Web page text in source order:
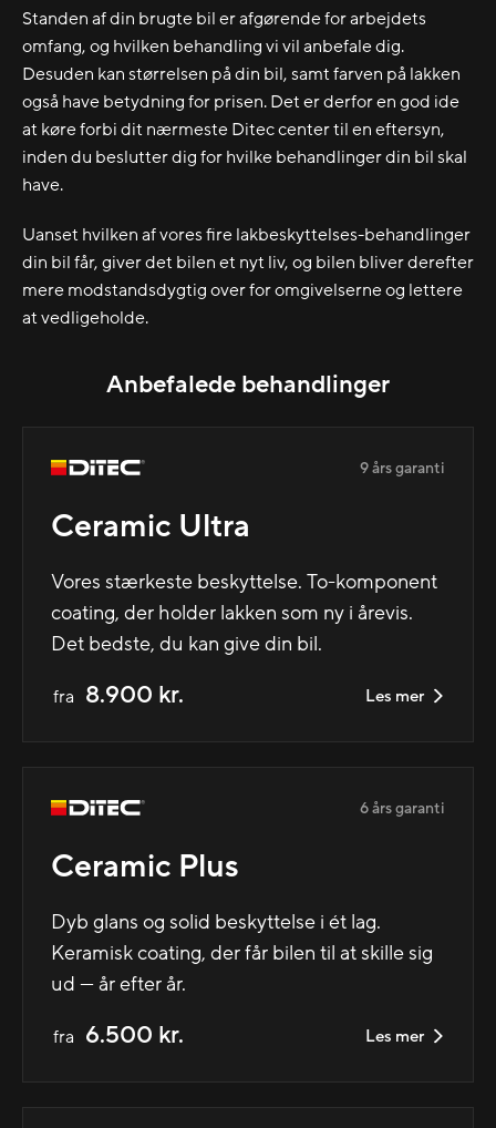
Standen af din brugte bil er afgørende for arbejdets
omfang, og hvilken behandling vi vil anbefale dig.
Desuden kan størrelsen på din bil, samt farven på lakken
også have betydning for prisen. Det er derfor en god ide
at køre forbi dit nærmeste Ditec center til en eftersyn,
inden du beslutter dig for hvilke behandlinger din bil skal
have.
Uanset hvilken af vores fire lakbeskyttelses-behandlinger
din bil får, giver det bilen et nyt liv, og bilen bliver derefter
mere modstandsdygtig over for omgivelserne og lettere
at vedligeholde.
Anbefalede behandlinger
9 års garanti
Ceramic Ultra
Vores stærkeste beskyttelse. To-komponent
coating, der holder lakken som ny i årevis.
Det bedste, du kan give din bil.
fra 8.900 kr. Les mer
6 års garanti
Ceramic Plus
Dyb glans og solid beskyttelse i ét lag.
Keramisk coating, der får bilen til at skille sig
ud — år efter år.
fra 6.500 kr. Les mer